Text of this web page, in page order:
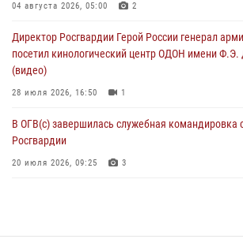
Военнослужащие Софринской бригады
дорогой к Победе в СВО» (видео)
04 августа 2026, 05:00 2
Директор Росгвардии Герой России генерал
посетил кинологический центр ОДОН имени Ф.Э.
(видео)
28 июля 2026, 16:50 1
В ОГВ(с) завершилась служебная
Росгвардии
20 июля 2026, 09:25 3